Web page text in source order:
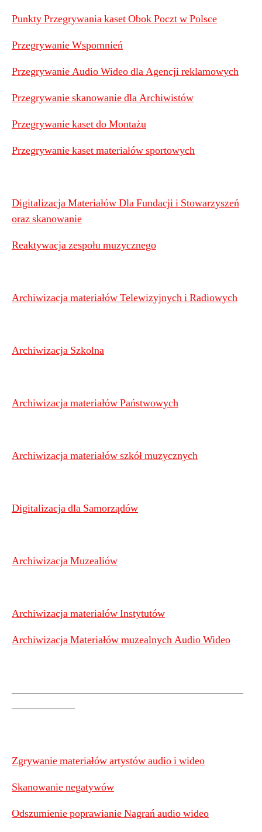
Punkty Przegrywania kaset Obok Poczt w Polsce
Przegrywanie Wspomnień
Przegrywanie Audio Wideo dla Agencji reklamowych
Przegrywanie skanowanie dla Archiwistów
Przegrywanie kaset do Montażu
Przegrywanie kaset materiałów sportowych
Digitalizacja Materiałów Dla Fundacji i Stowarzyszeń
oraz skanowanie
Reaktywacja zespołu muzycznego
Archiwizacja materiałów Telewizyjnych i Radiowych
Archiwizacja Szkolna
Archiwizacja materiałów Państwowych
Archiwizacja materiałów szkół muzycznych
Digitalizacja dla Samorządów
Archiwizacja Muzealiów
Archiwizacja materiałów Instytutów
Archiwizacja Materiałów muzealnych Audio Wideo
——————————————————————
——————
Zgrywanie materiałów artystów audio i wideo
Skanowanie negatywów
Odszumienie poprawianie Nagrań audio wideo